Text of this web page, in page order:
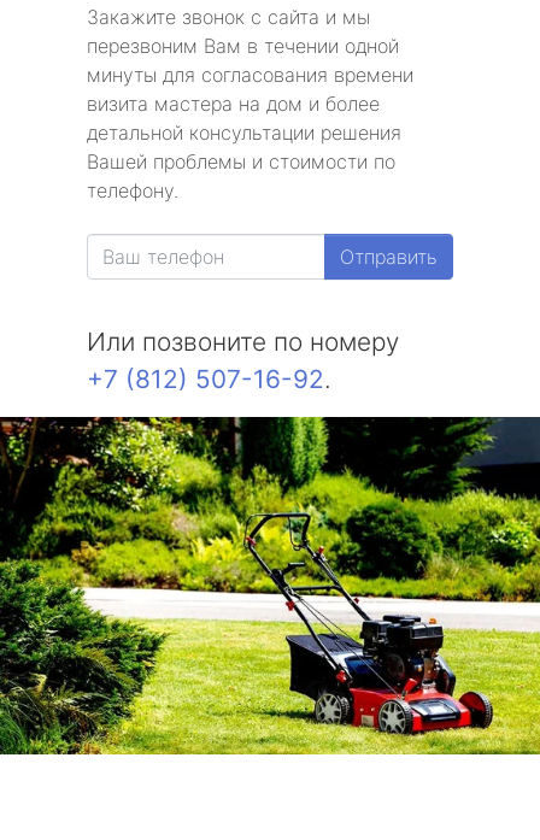
Закажите звонок с сайта и мы
перезвоним Вам в течении одной
минуты для согласования времени
визита мастера на дом и более
детальной консультации решения
Вашей проблемы и стоимости по
телефону.
Отправить
Или позвоните по номеру
+7 (812) 507-16-92.